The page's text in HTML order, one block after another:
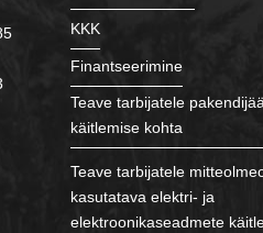
KKK
Finantseerimine
Teave tarbijatele
käitlemise kohta
Teave tarbijatele
kasutatava elektri- ja
elektroonikaseadmete